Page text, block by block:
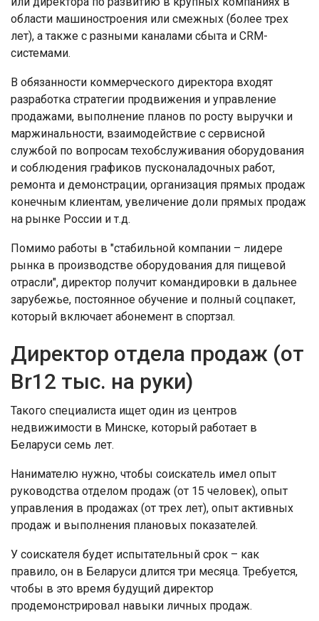
области машиностроения или смежных (более трех
лет), а также с разными каналами сбыта и CRM-
системами.
В обязанности коммерческого директора входят
разработка стратегии продвижения и управление
продажами, выполнение планов по росту выручки и
маржинальности, взаимодействие с сервисной
службой по вопросам техобслуживания оборудования
и соблюдения графиков пусконаладочных работ,
ремонта и демонстрации, организация прямых продаж
конечным клиентам, увеличение доли прямых продаж
на рынке России и т.д.
Помимо работы в "стабильной компании – лидере
рынка в производстве оборудования для пищевой
отрасли", директор получит командировки в дальнее
зарубежье, постоянное обучение и полный соцпакет,
который включает абонемент в спортзал.
Директор отдела продаж (от
Br12 тыс. на руки)
Такого специалиста ищет один из центров
недвижимости в Минске, который работает в
Беларуси семь лет.
Нанимателю нужно, чтобы соискатель имел опыт
руководства отделом продаж (от 15 человек), опыт
управления в продажах (от трех лет), опыт активных
продаж и выполнения плановых показателей.
У соискателя будет испытательный срок – как
правило, он в Беларуси длится три месяца. Требуется,
чтобы в это время будущий директор
продемонстрировал навыки личных продаж.